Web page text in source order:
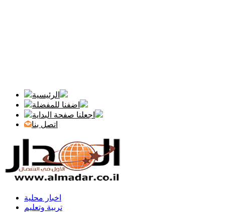
الرئيسية
اضفنا للمفضلة
اجعلنا صفحة البداية
اتصل بنا
اخبار محلية
تربية وتعليم